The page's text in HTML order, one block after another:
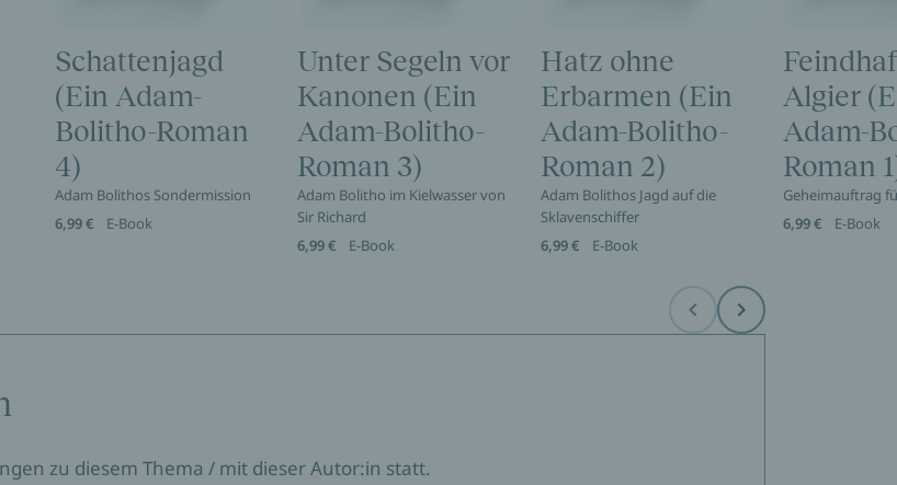
Schattenjagd
(Ein Adam-
Bolitho-Roman
4)
Adam Bolithos Sondermission
6,99 €
E-Book
Unter Segeln vor
Kanonen (Ein
Adam-Bolitho-
Roman 3)
Adam Bolitho im Kielwasser von
Sir Richard
6,99 €
E-Book
Hatz ohne
Erbarmen (Ein
Adam-Bolitho-
Roman 2)
Adam Bolithos Jagd auf die
Sklavenschiffer
6,99 €
E-Book
Algier
Adam-
Roman
Geheimauftrag
6,99 €
E-Book
Before Next
zu diesem Thema / mit dieser Autor:in statt.